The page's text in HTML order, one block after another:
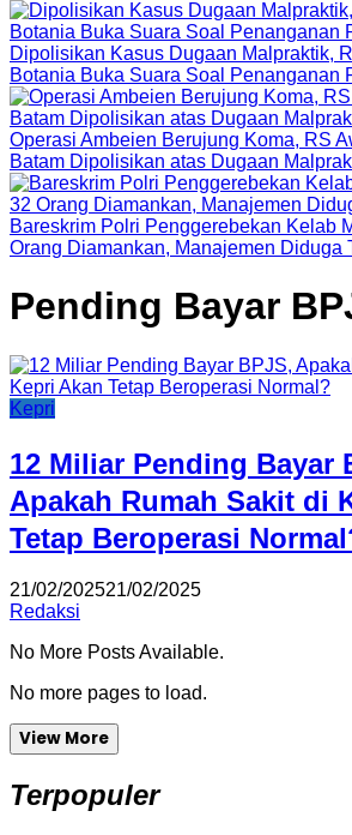
Dipolisikan Kasus Dugaan Malpraktik,
Botania Buka Suara Soal Penanganan
Operasi Ambeien Berujung Koma, RS
Batam Dipolisikan atas Dugaan
Bareskrim Polri Penggerebekan Kelab
Orang Diamankan, Manajemen Diduga
Pending Bayar
Kepri
12 Miliar Pending Bayar
Apakah Rumah Sakit di
Tetap Beroperasi
21/02/202521/02/2025
Redaksi
No More Posts Available.
No more pages to load.
View More
Terpopuler